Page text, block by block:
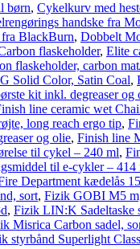
børn, Cykelkurv med
handske fra
BlackBurn, Dobbelt
flaskeholder, Elite
flaskeholder, carbon
Solid Color, Satin Coal,
kit inkl. degreaser
line ceramic wet
long reach ergo tip,
og olie, Finish line
til cykel – 240 ml,
til e-cykler – 414
Department kædelås
sort, Fizik GOBI M5
, Fizik LIN:K Sadeltaske
Misrica Carbon sadel,
styrbånd Superlight